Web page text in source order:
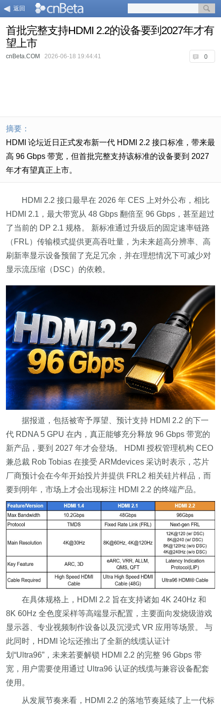
返回
首批完整支持HDMI 2.2的设备要到2027年才有
望上市
0
cnBeta.COM 2026-06-18 19:44:41
摘要：
HDMI 论坛近日正式发布新一代 HDMI 2.2 接口标准，带来最
高 96 Gbps 带宽，但首批完整支持该标准的设备要到 2027
年才有望真正上市。
HDMI 2.2 接口最早在 2026 年 CES 上对外公布，相比
HDMI 2.1，最大带宽从 48 Gbps 翻倍至 96 Gbps，甚至超过
了当前的 DP 2.1 规格。 新标准通过升级后的固定速率链路
（FRL）传输模式提供更高吞吐量，为未来超高分辨率、高
刷新率显示设备预留了充足冗余，并在理想情况下可减少对
显示流压缩（DSC）的依赖。
据报道，包括被寄予厚望、预计支持 HDMI 2.2 的下一
代 RDNA 5 GPU 在内，真正能够充分释放 96 Gbps 带宽的
新产品，要到 2027 年才会登场。 HDMI 授权管理机构 CEO
兼总裁 Rob Tobias 在接受 ARMdevices 采访时表示，芯片
厂商预计会在今年开始投片并提供 FRL2 相关硅片样品，而
要到明年，市场上才会出现标注 HDMI 2.2 的终端产品。
在具体规格上，HDMI 2.2 旨在支持诸如 4K 240Hz 和
8K 60Hz 全色度采样等高端显示配置，主要面向发烧级游戏
显示器、专业视频制作设备以及沉浸式 VR 应用等场景。 与
此同时，HDMI 论坛还推出了全新的线缆认证计
划“Ultra96”，未来若要解锁 HDMI 2.2 的完整 96 Gbps 带
宽，用户需要使用通过 Ultra96 认证的线缆与兼容设备配套
使用。
从发展节奏来看，HDMI 2.2 的落地节奏延续了上一代标